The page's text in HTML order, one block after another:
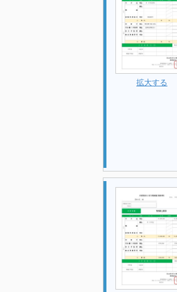
拡大する